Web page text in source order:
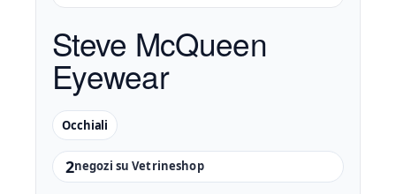
Steve McQueen
Eyewear
2negozi su Vetrineshop
Occhiali